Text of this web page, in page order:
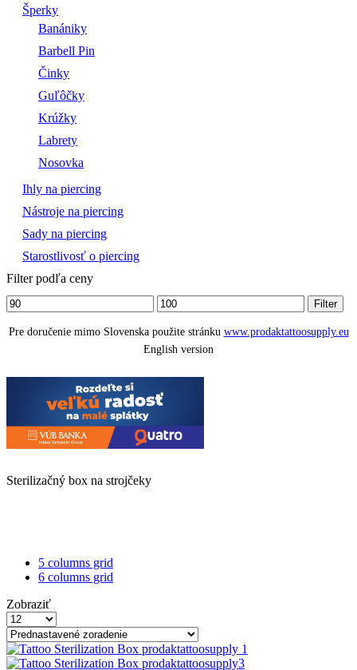
Šperky
Banániky
Barbell Pin
Činky
Guľôčky
Krúžky
Labrety
Nosovka
Ihly na piercing
Nástroje na piercing
Sady na piercing
Starostlivosť o piercing
Filter podľa ceny
Minimálna
cena
Maximálna
cena
Filter
Pre doručenie mimo Slovenska použite stránku www.prodaktattoosupply.eu
English version
Sterilizačný box na strojčeky
5 columns grid
6 columns grid
Zobraziť
Products
per
page